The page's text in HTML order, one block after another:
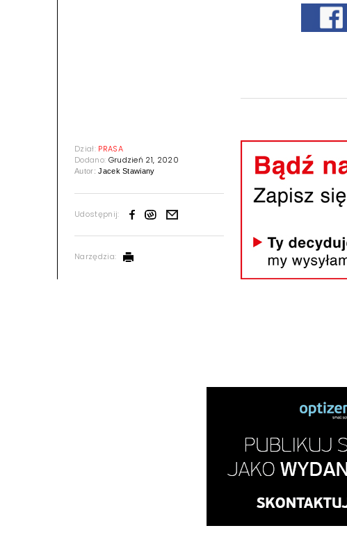
Dział: PRASA
Dodano: Grudzień 21, 2020
Autor:Jacek Stawiany
Udostępnij:
Narzędzia: